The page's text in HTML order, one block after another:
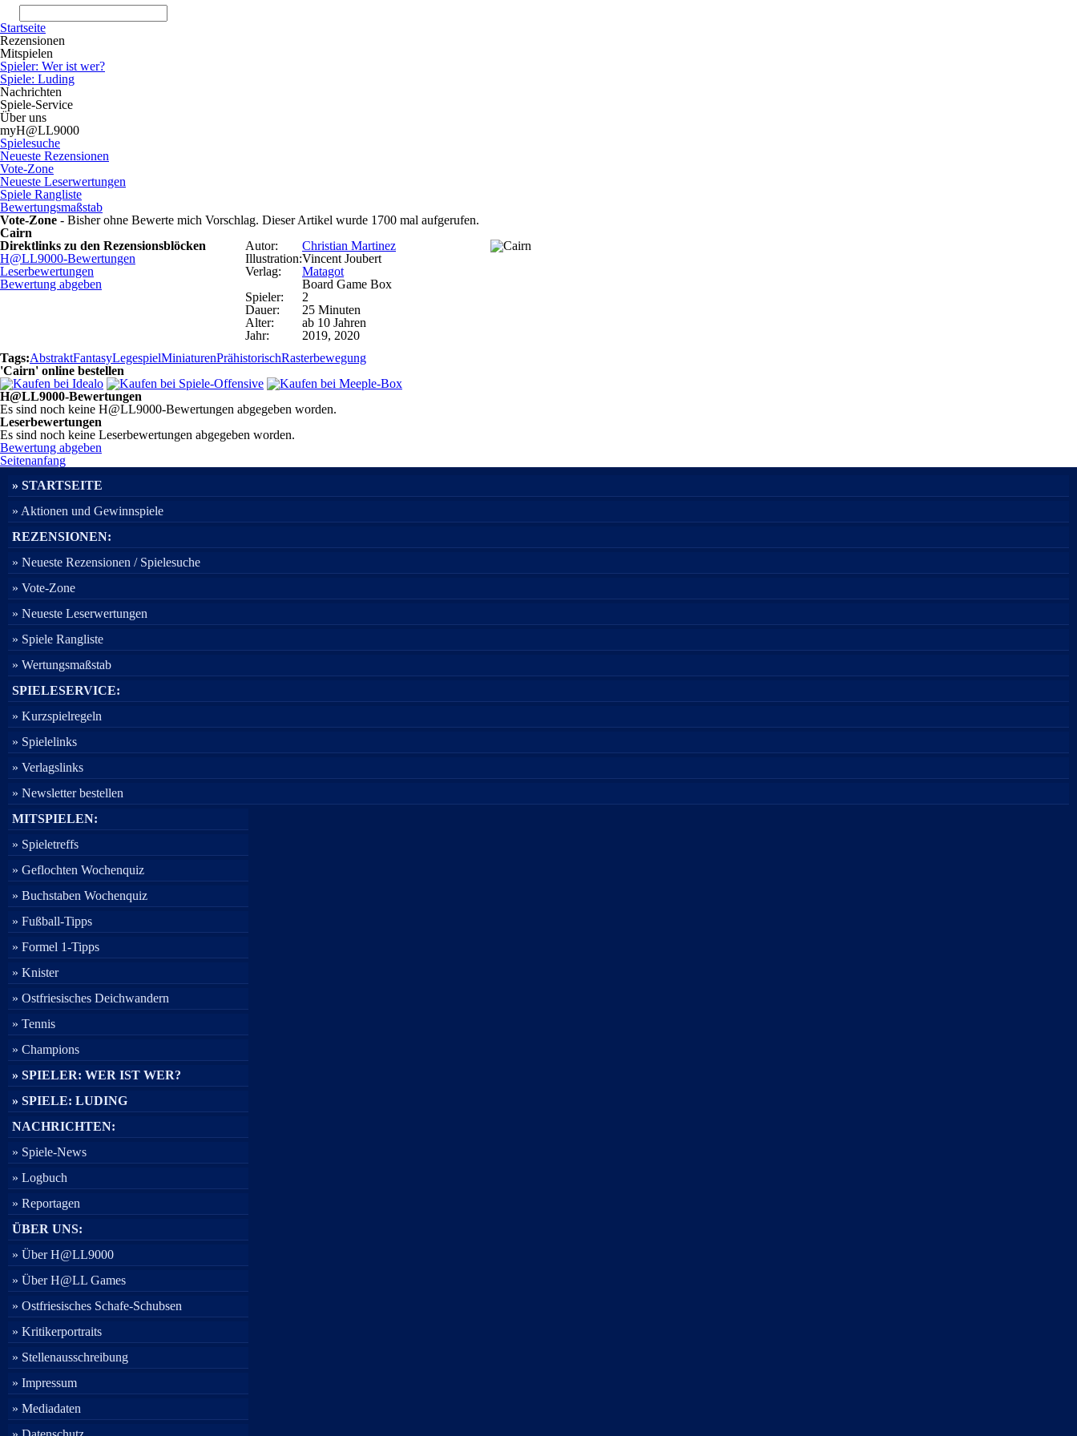
Startseite
Rezensionen
Mitspielen
Spieler: Wer ist wer?
Spiele: Luding
Nachrichten
Spiele-Service
Über uns
myH@LL9000
Spielesuche
Neueste Rezensionen
Vote-Zone
Neueste Leserwertungen
Spiele Rangliste
Bewertungsmaßstab
Vote-Zone - Bisher ohne Bewerte mich Vorschlag. Dieser Artikel wurde 1700 mal aufgerufen.
Cairn
Direktlinks zu den Rezensionsblöcken
H@LL9000-Bewertungen
Leserbewertungen
Bewertung abgeben
Autor:
Christian Martinez
Illustration:Vincent Joubert
Verlag:
Matagot
Board Game Box
Spieler:
2
Dauer:
25 Minuten
Alter:
ab 10 Jahren
Jahr:
2019, 2020
Tags:AbstraktFantasyLegespielMiniaturenPrähistorischRasterbewegung
'Cairn' online bestellen
H@LL9000-Bewertungen
Es sind noch keine H@LL9000-Bewertungen abgegeben worden.
Leserbewertungen
Es sind noch keine Leserbewertungen abgegeben worden.
Bewertung abgeben
Seitenanfang
» STARTSEITE
» Aktionen und Gewinnspiele
REZENSIONEN:
» Neueste Rezensionen / Spielesuche
» Vote-Zone
» Neueste Leserwertungen
» Spiele Rangliste
» Wertungsmaßstab
SPIELESERVICE:
» Kurzspielregeln
» Spielelinks
» Verlagslinks
» Newsletter bestellen
MITSPIELEN:
» Spieletreffs
» Geflochten Wochenquiz
» Buchstaben Wochenquiz
» Fußball-Tipps
» Formel 1-Tipps
» Knister
» Ostfriesisches Deichwandern
» Tennis
» Champions
» SPIELER: WER IST WER?
» SPIELE: LUDING
NACHRICHTEN:
» Spiele-News
» Logbuch
» Reportagen
ÜBER UNS:
» Über H@LL9000
» Über H@LL Games
» Ostfriesisches Schafe-Schubsen
» Kritikerportraits
» Stellenausschreibung
» Impressum
» Mediadaten